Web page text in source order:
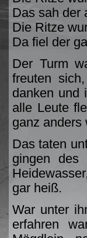
Das sah der
Die Ritze
Da fiel der
Der Turm
freuten
danken und
alle Leute
ganz anders
Das taten
gingen des
gar heiß.
War unter
erfahren